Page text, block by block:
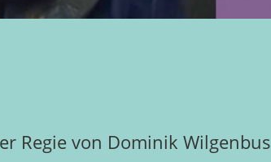
Regie von Dominik Wilgenbus